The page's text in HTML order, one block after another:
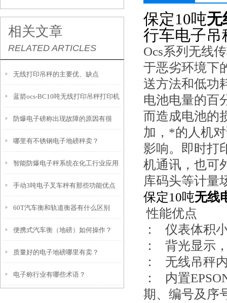
相关文章
RELATED ARTICLES
无线打印吊秤的主要优、缺点
蓝箭ocs-BC10吨无线打印吊秤打印机
不工作怎么解决
防爆电子磅称出现故障的原因有很
多，都有可能是哪些原因呢
哪里有不锈钢电子地磅秤卖？
智能防爆电子秤系统在化工行业应用
领域
手动3吨电子叉车秤有那些功能优点
60T汽车衡和轨道衡器有什么区别
便携式汽车衡（地磅）如何操作？
质量好的电子地磅哪里有卖？
电子称行业有哪些术语？
保定10吨无
行车电子吊
Ocs系列无线
于恶劣环境下
送方法和低功
电池电量的百
而造成电池的
加，*的人机
影响。即时打
机通讯，也可
库码头等计量
保定10吨无线
性能优点
： 仪表体积
： 背光显示
： 无线吊秤
： 内置
期、编号及序